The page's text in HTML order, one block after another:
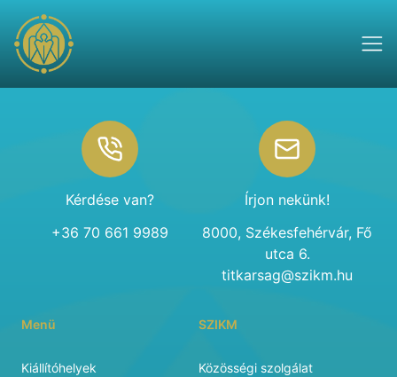
Kérdése van?
+36 70 661 9989
Írjon nekünk!
8000, Székesfehérvár, Fő
utca 6.
titkarsag@szikm.hu
Menü
Kiállítóhelyek
SZIKM
Közösségi szolgálat